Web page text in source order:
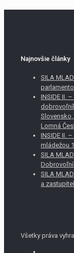
Najnovšie články
SILA
INSIDE II.
Slovensko,
Lomná
INSIDE II.
mládežou
SILA
SILA
a
Všetky práva